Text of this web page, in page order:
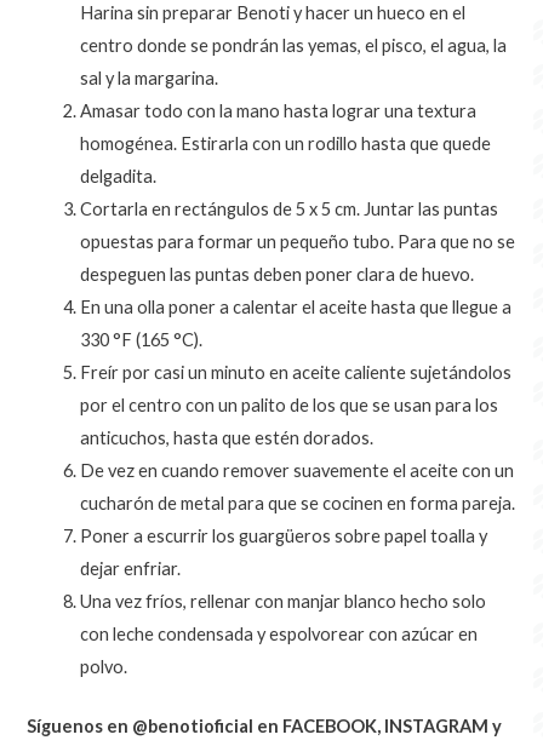
Harina sin preparar Benoti y hacer un hueco en el
centro donde se pondrán las yemas, el pisco, el agua, la
sal y la margarina.
Amasar todo con la mano hasta lograr una textura
homogénea. Estirarla con un rodillo hasta que quede
delgadita.
Cortarla en rectángulos de 5 x 5 cm. Juntar las puntas
opuestas para formar un pequeño tubo. Para que no se
despeguen las puntas deben poner clara de huevo.
En una olla poner a calentar el aceite hasta que llegue a
330 °F (165 °C).
Freír por casi un minuto en aceite caliente sujetándolos
por el centro con un palito de los que se usan para los
anticuchos, hasta que estén dorados.
De vez en cuando remover suavemente el aceite con un
cucharón de metal para que se cocinen en forma pareja.
Poner a escurrir los guargüeros sobre papel toalla y
dejar enfriar.
Una vez fríos, rellenar con manjar blanco hecho solo
con leche condensada y espolvorear con azúcar en
polvo.
Síguenos en @benotioficial en FACEBOOK, INSTAGRAM y